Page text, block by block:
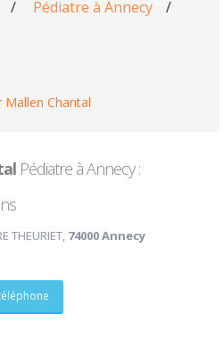
/ Pédiatre à Annecy
/
Chantal
Pédiatre à Annecy :
THEURIET, 74000 Annecy